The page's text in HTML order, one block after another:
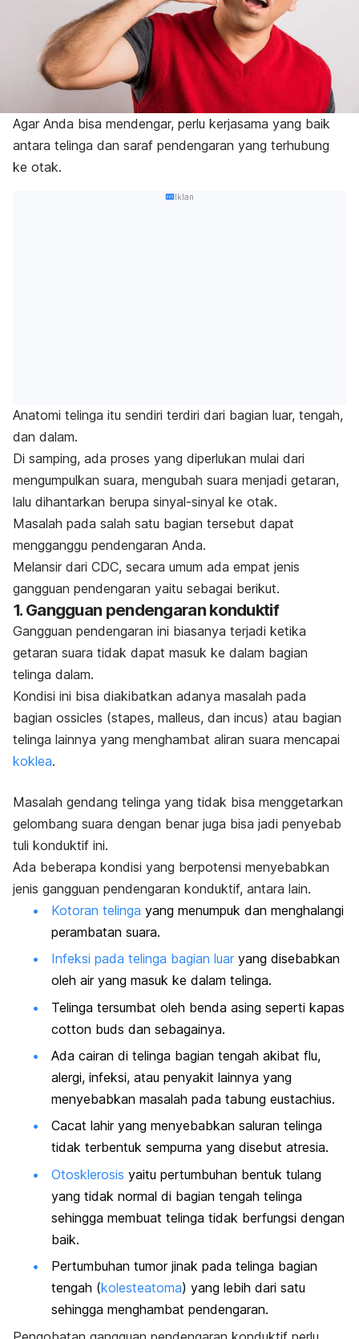
Agar Anda bisa mendengar, perlu kerjasama yang baik
antara telinga dan saraf pendengaran yang terhubung
ke otak.
Iklan
Anatomi telinga itu sendiri terdiri dari bagian luar, tengah,
dan dalam.
Di samping, ada proses yang diperlukan mulai dari
mengumpulkan suara, mengubah suara menjadi getaran,
lalu dihantarkan berupa sinyal-sinyal ke otak.
Masalah pada salah satu bagian tersebut dapat
mengganggu pendengaran Anda.
Melansir dari CDC, secara umum ada empat jenis
gangguan pendengaran yaitu sebagai berikut.
1. Gangguan pendengaran konduktif
Gangguan pendengaran ini biasanya terjadi ketika
getaran suara tidak dapat masuk ke dalam bagian
telinga dalam.
Kondisi ini bisa diakibatkan adanya masalah pada
bagian ossicles (stapes, malleus, dan incus) atau bagian
telinga lainnya yang menghambat aliran suara mencapai
koklea.
Masalah gendang telinga yang tidak bisa menggetarkan
gelombang suara dengan benar juga bisa jadi penyebab
tuli konduktif ini.
Ada beberapa kondisi yang berpotensi menyebabkan
jenis gangguan pendengaran konduktif, antara lain.
Kotoran telinga yang menumpuk dan menghalangi
perambatan suara.
Infeksi pada telinga bagian luar yang disebabkan
oleh air yang masuk ke dalam telinga.
Telinga tersumbat oleh benda asing seperti kapas
cotton buds dan sebagainya.
Ada cairan di telinga bagian tengah akibat flu,
alergi, infeksi, atau penyakit lainnya yang
menyebabkan masalah pada tabung eustachius.
Cacat lahir yang menyebabkan saluran telinga
tidak terbentuk sempurna yang disebut atresia.
Otosklerosis yaitu pertumbuhan bentuk tulang
yang tidak normal di bagian tengah telinga
sehingga membuat telinga tidak berfungsi dengan
baik.
Pertumbuhan tumor jinak pada telinga bagian
tengah (kolesteatoma) yang lebih dari satu
sehingga menghambat pendengaran.